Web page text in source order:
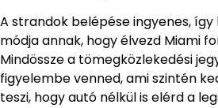
A strandok belépése ingyenes,
módja annak, hogy élvezd Miami
Mindössze a tömegközlekedési
figyelembe venned, ami szintén
teszi, hogy autó nélkül is elérd a